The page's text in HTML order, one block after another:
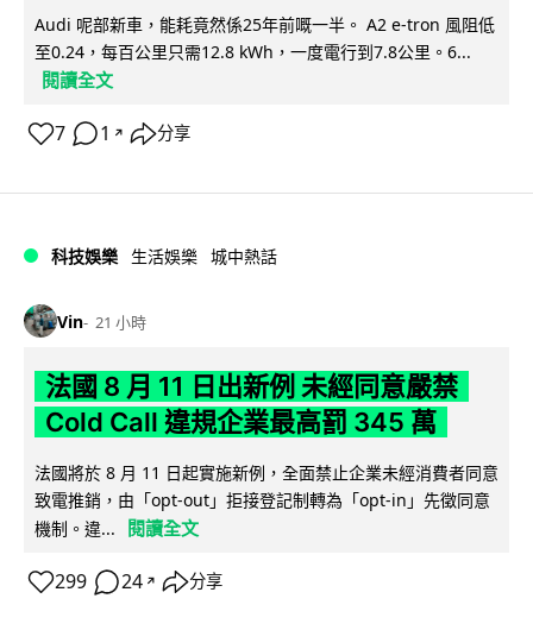
Audi 呢部新車，能耗竟然係25年前嘅一半。 A2 e-tron 風阻低
至0.24，每百公里只需12.8 kWh，一度電行到7.8公里。6...
閱讀全文
7 1 ↗ 分享
科技娛樂 生活娛樂 城中熱話
Vin 21 小時
法國 8 月 11 日出新例 未經同意嚴禁
Cold Call 違規企業最高罰 345 萬
法國將於 8 月 11 日起實施新例，全面禁止企業未經消費者同意
致電推銷，由「opt-out」拒接登記制轉為「opt-in」先徵同意
機制。違...
閱讀全文
299 24 ↗ 分享